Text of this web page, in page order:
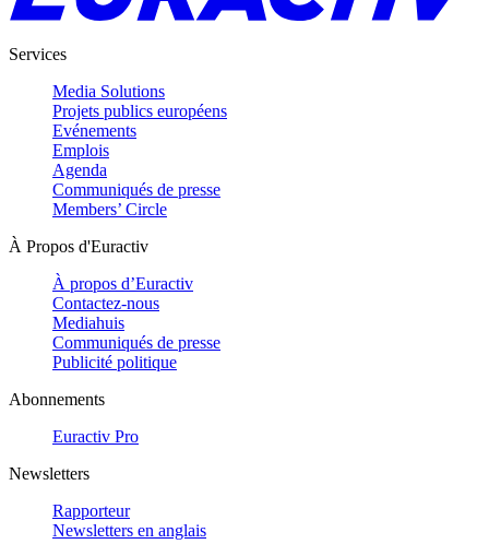
Services
Media Solutions
Projets publics européens
Evénements
Emplois
Agenda
Communiqués de presse
Members’ Circle
À Propos d'Euractiv
À propos d’Euractiv
Contactez-nous
Mediahuis
Communiqués de presse
Publicité politique
Abonnements
Euractiv Pro
Newsletters
Rapporteur
Newsletters en anglais